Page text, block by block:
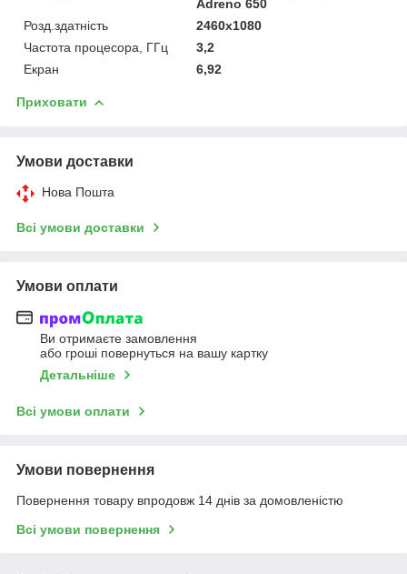
Adreno 650
Розд.здатність
2460x1080
Частота процесора, ГГц
3,2
Екран
6,92
Приховати
Умови доставки
Нова Пошта
Всі умови доставки
Умови оплати
Ви отримаєте замовлення
або гроші повернуться на вашу картку
Детальніше
Всі умови оплати
Умови повернення
Повернення товару впродовж 14 днів за домовленістю
Всі умови повернення